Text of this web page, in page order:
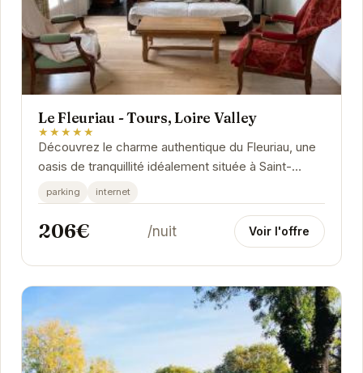
Le Fleuriau - Tours, Loire Valley
★★★★★
Découvrez le charme authentique du Fleuriau, une
oasis de tranquillité idéalement située à Saint-
Avertin.
parking internet
206€ /nuit Voir l'offre